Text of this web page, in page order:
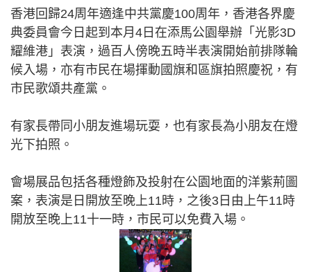
香港回歸24周年適逢中共黨慶100周年，香港各界慶
典委員會今日起到本月4日在添馬公園舉辦「光影3D
耀維港」表演，過百人傍晚五時半表演開始前排隊輪
候入場，亦有市民在場揮動國旗和區旗拍照慶祝，有
市民歌頌共產黨。
有家長帶同小朋友進場玩耍，也有家長為小朋友在燈
光下拍照。
會場展品包括各種燈飾及投射在公園地面的洋紫荊圖
案，表演是日開放至晚上11時，之後3日由上午11時
開放至晚上11十一時，市民可以免費入場。